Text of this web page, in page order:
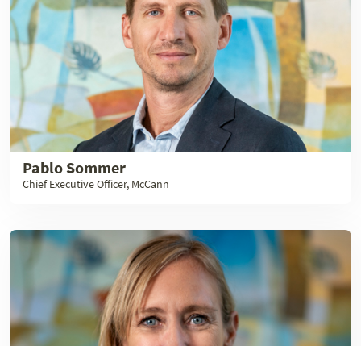
Pablo Sommer
Chief Executive Officer, McCann